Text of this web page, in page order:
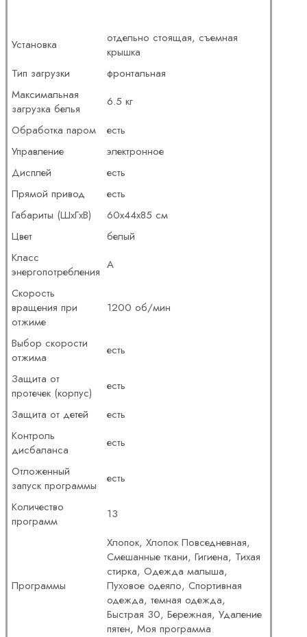
Установка
отдельно стоящая, съемная
крышка
Тип загрузки
фронтальная
Максимальная
загрузка белья
6.5 кг
Обработка паром
есть
Управление
электронное
Дисплей
есть
Прямой привод
есть
Габариты (ШxГxВ)
60x44x85 см
Цвет
белый
Класс
энергопотребления A
Скорость
вращения при
отжиме
1200 об/мин
Выбор скорости
отжима
есть
Защита от
протечек (корпус)
есть
Защита от детей
есть
Контроль
дисбаланса
есть
Отложенный
запуск программы
есть
Количество
программ
13
Программы
Хлопок, Хлопок Повседневная,
Смешанные ткани, Гигиена, Тихая
стирка, Одежда малыша,
Пуховое одеяло, Спортивная
одежда, темная одежда,
Быстрая 30, Бережная, Удаление
пятен, Моя программа